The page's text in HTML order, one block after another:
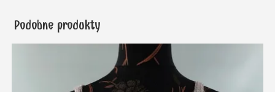
Podobne produkty